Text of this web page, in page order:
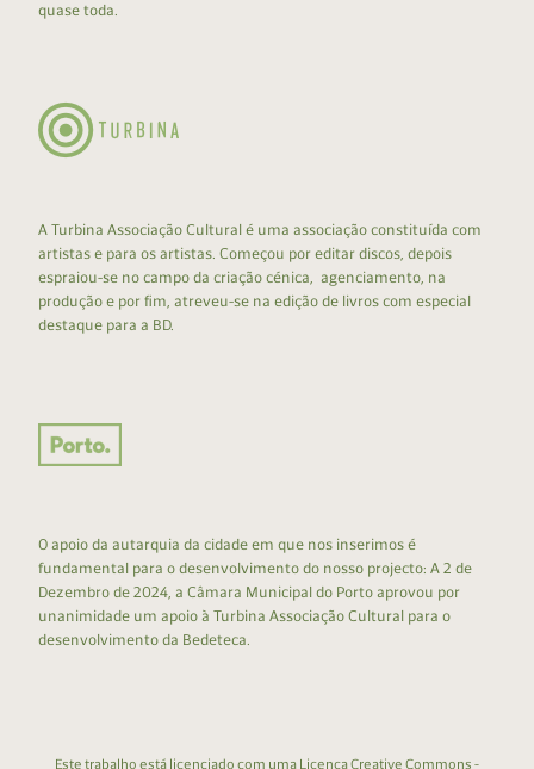
quase toda.
A Turbina Associação Cultural é uma associação constituída com
artistas e para os artistas. Começou por editar discos, depois
espraiou-se no campo da criação cénica, agenciamento, na
produção e por fim, atreveu-se na edição de livros com especial
destaque para a BD.
O apoio da autarquia da cidade em que nos inserimos é
fundamental para o desenvolvimento do nosso projecto: A 2 de
Dezembro de 2024, a Câmara Municipal do Porto aprovou por
unanimidade um apoio à Turbina Associação Cultural para o
desenvolvimento da Bedeteca.
Este trabalho está licenciado com uma LicençaCreative Commons -